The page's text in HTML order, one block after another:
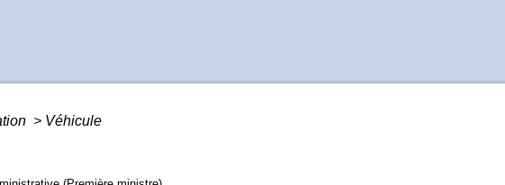
> Véhicule